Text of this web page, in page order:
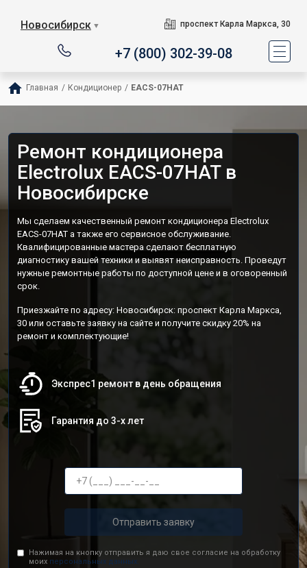
Новосибирск ▼ проспект Карла Маркса, 30
+7 (800) 302-39-08
Главная / Кондиционер / EACS-07HAT
Ремонт кондиционера
Electrolux EACS-07HAT в
Новосибирске
Мы сделаем качественный ремонт кондиционера Electrolux
EACS-07HAT а также его сервисное обслуживание.
Квалифицированные мастера сделают бесплатную
диагностику вашей техники и выявят неисправность. Проведут
нужные ремонтные работы по доступной цене и в оговоренный
срок.
Приезжайте по адресу: Новосибирск: проспект Карла Маркса,
30 или оставьте заявку на сайте и получите скидку 20% на
ремонт и комплектующие!
Экспрес1 ремонт в день обращения
Гарантия до 3-х лет
Отправить заявку
Нажимая на кнопку отправить я даю свое согласие на обработку
моих персональных данных.